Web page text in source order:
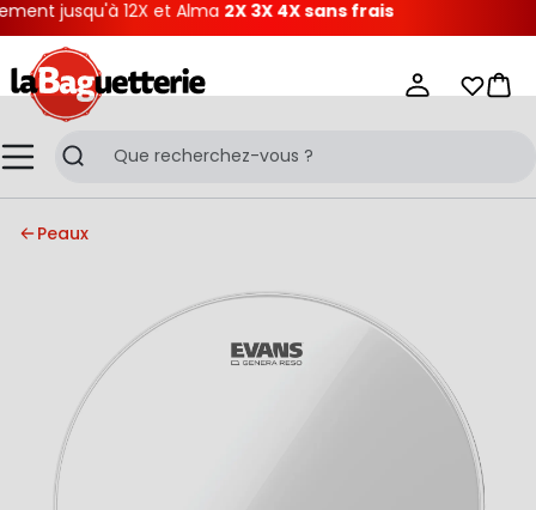
jusqu'à 12X et Alma2X 3X 4X sans frais
MenuRecherche
Mes
Peaux